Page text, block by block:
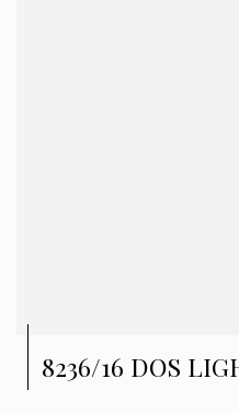
8236/16 DOS